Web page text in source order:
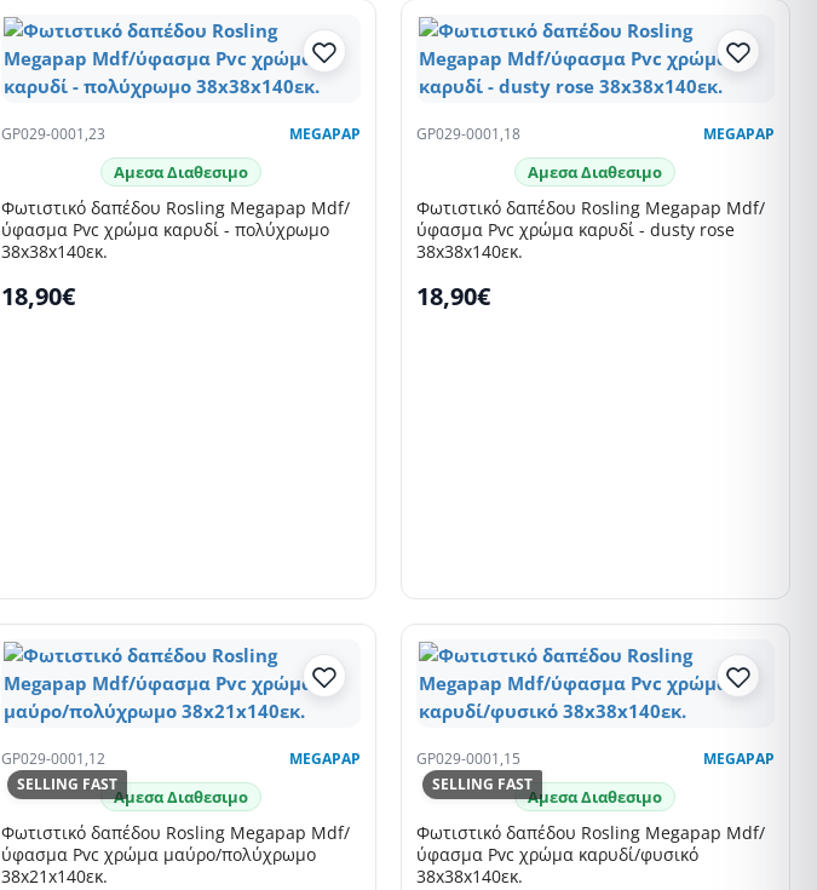
SELLING FAST
GP029-0001,23 MEGAPAP
Αμεσα Διαθεσιμο
Φωτιστικό δαπέδου Rosling Megapap Mdf/
ύφασμα Pvc χρώμα καρυδί - πολύχρωμο
38x38x140εκ.
18,90€
GP029-0001,18 MEGAPAP
Αμεσα Διαθεσιμο
Φωτιστικό δαπέδου Rosling Megapap Mdf/
ύφασμα Pvc χρώμα καρυδί - dusty rose
38x38x140εκ.
18,90€
SELLING FAST
GP029-0001,12 MEGAPAP
Αμεσα Διαθεσιμο
Φωτιστικό δαπέδου Rosling Megapap Mdf/
ύφασμα Pvc χρώμα μαύρο/πολύχρωμο
38x21x140εκ.
SELLING FAST
GP029-0001,15 MEGAPAP
Αμεσα Διαθεσιμο
Φωτιστικό δαπέδου Rosling Megapap Mdf/
ύφασμα Pvc χρώμα καρυδί/φυσικό
38x38x140εκ.